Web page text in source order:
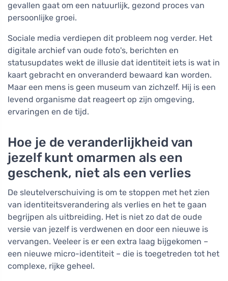
gevallen gaat om een natuurlijk, gezond proces van
persoonlijke groei.
Sociale media verdiepen dit probleem nog verder. Het
digitale archief van oude foto's, berichten en
statusupdates wekt de illusie dat identiteit iets is wat in
kaart gebracht en onveranderd bewaard kan worden.
Maar een mens is geen museum van zichzelf. Hij is een
levend organisme dat reageert op zijn omgeving,
ervaringen en de tijd.
Hoe je de veranderlijkheid van
jezelf kunt omarmen als een
geschenk, niet als een verlies
De sleutelverschuiving is om te stoppen met het zien
van identiteitsverandering als verlies en het te gaan
begrijpen als uitbreiding. Het is niet zo dat de oude
versie van jezelf is verdwenen en door een nieuwe is
vervangen. Veeleer is er een extra laag bijgekomen –
een nieuwe micro-identiteit – die is toegetreden tot het
complexe, rijke geheel.